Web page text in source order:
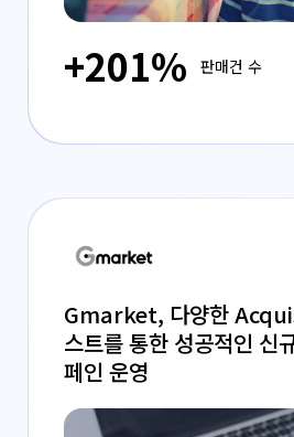
+201% 판매건 수
Gmarket, 다양한
스트를 통한 성공적인 신
페인 운영